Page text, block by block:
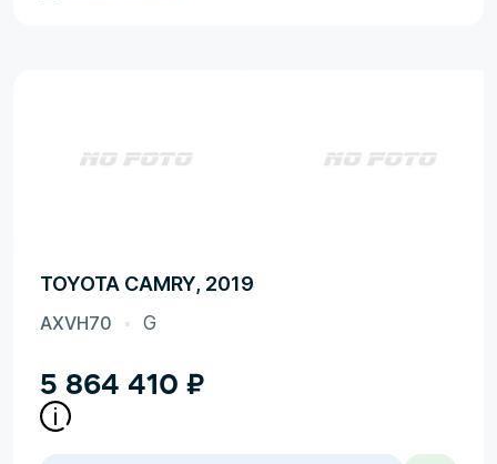
TOYOTA CAMRY, 2019
AXVH70 G
5 864 410 ₽